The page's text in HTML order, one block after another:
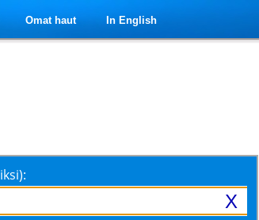
Omat haut In English
X